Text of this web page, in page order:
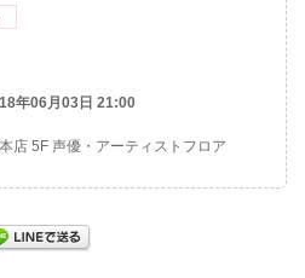
年06月03日 21:00
店 5F 声優・アーティストフロア